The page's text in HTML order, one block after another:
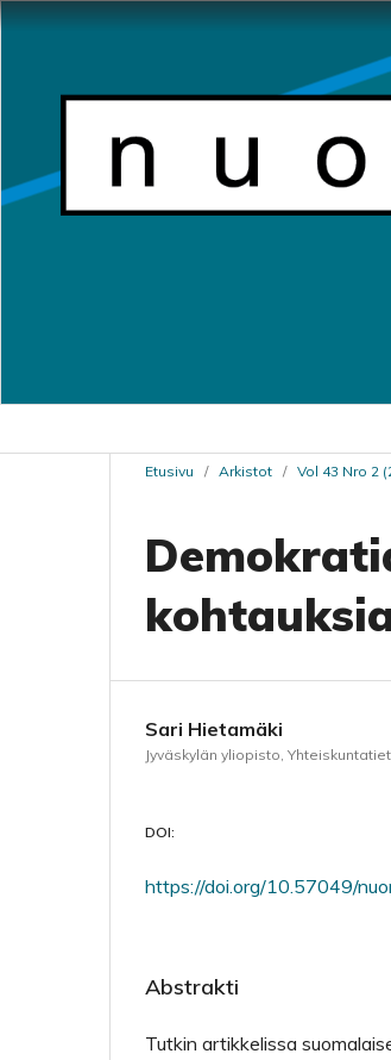
Etusivu / Arkistot / Vol 43 Nro 2
Sari Hietamäki
Jyväskylän yliopisto,
DOI:
https://doi.org/10.57049/
Abstrakti
Tutkin artikkelissa